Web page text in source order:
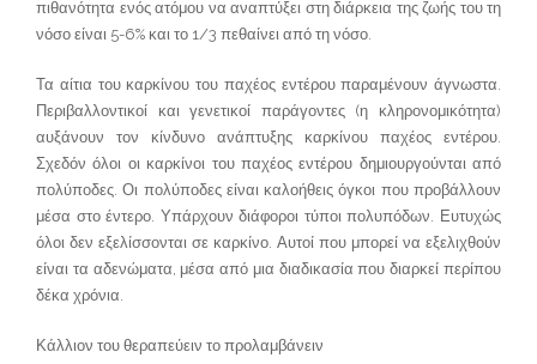
πιθανότητα ενός ατόμου να αναπτύξει στη διάρκεια της ζωής του τη
νόσο είναι 5-6% και το 1/3 πεθαίνει από τη νόσο.
Τα αίτια του καρκίνου του παχέος εντέρου παραμένουν άγνωστα.
Περιβαλλοντικοί και γενετικοί παράγοντες (η κληρονομικότητα)
αυξάνουν τον κίνδυνο ανάπτυξης καρκίνου παχέος εντέρου.
Σχεδόν όλοι οι καρκίνοι του παχέος εντέρου δημιουργούνται από
πολύποδες. Οι πολύποδες είναι καλοήθεις όγκοι που προβάλλουν
μέσα στο έντερο. Υπάρχουν διάφοροι τύποι πολυπόδων. Ευτυχώς
όλοι δεν εξελίσσονται σε καρκίνο. Αυτοί που μπορεί να εξελιχθούν
είναι τα αδενώματα, μέσα από μια διαδικασία που διαρκεί περίπου
δέκα χρόνια.
Κάλλιον του θεραπεύειν το προλαμβάνειν